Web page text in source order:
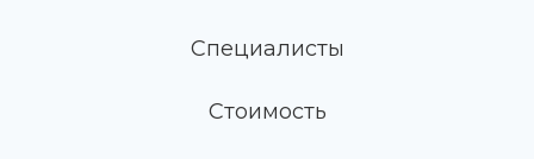
Специалисты
Стоимость